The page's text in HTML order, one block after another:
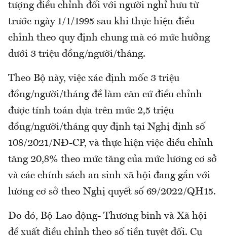
tượng điều chỉnh đối với người nghỉ hưu từ
trước ngày 1/1/1995 sau khi thực hiện điều
chỉnh theo quy định chung mà có mức hưởng
dưới 3 triệu đồng/người/tháng.
Theo Bộ này, việc xác định mốc 3 triệu
đồng/người/tháng đề làm căn cứ điều chỉnh
được tính toán dựa trên mức 2,5 triệu
đồng/người/tháng quy định tại Nghị định số
108/2021/NĐ-CP, và thực hiện việc điều chỉnh
tăng 20,8% theo mức tăng của mức lương cơ sở
và các chính sách an sinh xã hội đang gắn với
lương cơ sở theo Nghị quyết số 69/2022/QH15.
Do đó, Bộ Lao động- Thương binh và Xã hội
đề xuất điều chỉnh theo số tiền tuyệt đối. Cụ